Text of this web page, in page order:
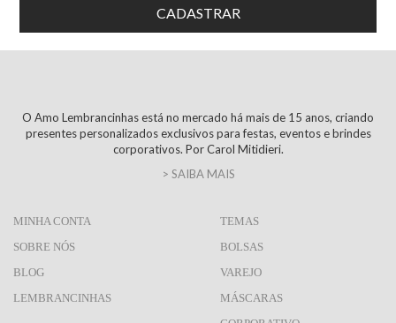
O Amo Lembrancinhas está no mercado há mais de 15 anos, criando
presentes personalizados exclusivos para festas, eventos e brindes
corporativos. Por Carol Mitidieri.
> SAIBA MAIS
MINHA CONTA
SOBRE NÓS
BLOG
LEMBRANCINHAS
TEMAS
BOLSAS
VAREJO
MÁSCARAS